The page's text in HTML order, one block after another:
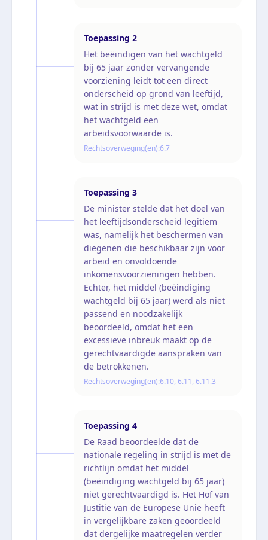
Toepassing 2
Het beëindigen van het wachtgeld
bij 65 jaar zonder vervangende
voorziening leidt tot een direct
onderscheid op grond van leeftijd,
wat in strijd is met deze wet, omdat
het wachtgeld een
arbeidsvoorwaarde is.
Rechtsoverweging(en):6.7
Toepassing 3
De minister stelde dat het doel van
het leeftijdsonderscheid legitiem
was, namelijk het beschermen van
diegenen die beschikbaar zijn voor
arbeid en onvoldoende
inkomensvoorzieningen hebben.
Echter, het middel (beëindiging
wachtgeld bij 65 jaar) werd als niet
passend en noodzakelijk
beoordeeld, omdat het een
excessieve inbreuk maakt op de
gerechtvaardigde aanspraken van
de betrokkenen.
Rechtsoverweging(en):6.10, 6.11, 6.11.3
Toepassing 4
De Raad beoordeelde dat de
nationale regeling in strijd is met de
richtlijn omdat het middel
(beëindiging wachtgeld bij 65 jaar)
niet gerechtvaardigd is. Het Hof van
Justitie van de Europese Unie heeft
in vergelijkbare zaken geoordeeld
dat dergelijke maatregelen verder